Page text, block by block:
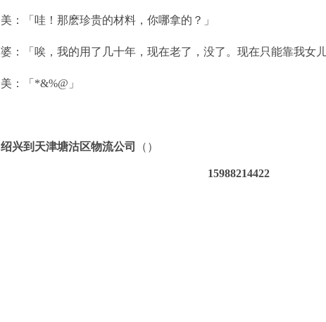
美：「哇！那麽珍贵的材料，你哪拿的？」
婆：「唉，我的用了几十年，现在老了，没了。现在只能靠我女
美：「*&%@」
绍兴到天津塘沽区物流公司 （）
15988214422